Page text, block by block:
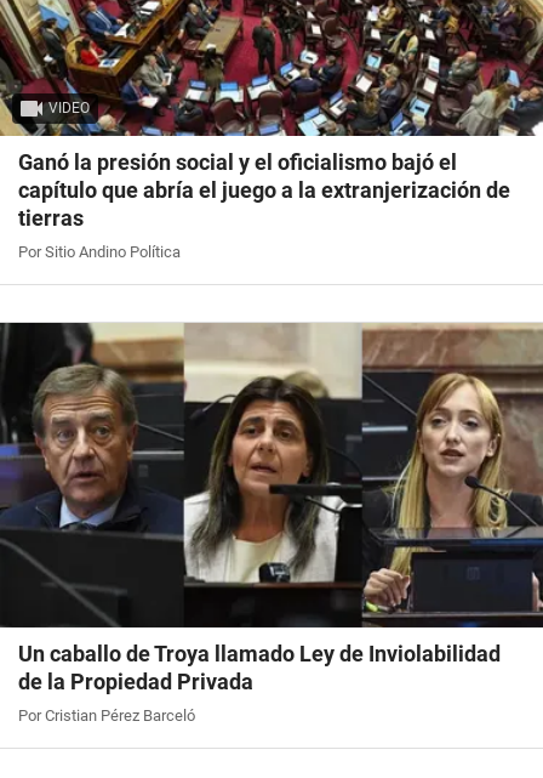
VIDEO
Ganó la presión social y el oficialismo bajó el
capítulo que abría el juego a la extranjerización de
tierras
Por Sitio Andino Política
Un caballo de Troya llamado Ley de Inviolabilidad
de la Propiedad Privada
Por Cristian Pérez Barceló